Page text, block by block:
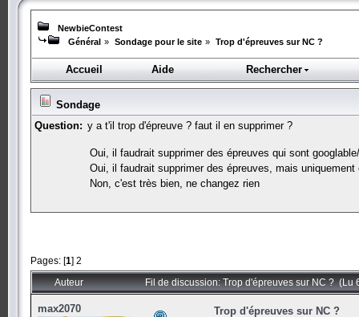
NewbieContest
Général » Sondage pour le site » Trop d'épreuves sur NC ?
Accueil Aide Rechercher
Sondage
Question: y a t'il trop d'épreuve ? faut il en supprimer ?
Oui, il faudrait supprimer des épreuves qui sont
Oui, il faudrait supprimer des épreuves, mais
Non, c'est très bien, ne changez rien
Pages: [1] 2
Auteur Fil de discussion: Trop d'épreuves sur NC ? (Lu
max2070 Trop d'épreuves sur NC ?